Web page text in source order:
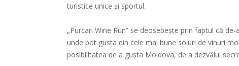
turistice unice și sportul.
„Purcari Wine Run” se deosebește prin faptul că
unde pot gusta din cele mai bune soiuri de vinuri
posibilitatea de a gusta Moldova, de a dezvălui